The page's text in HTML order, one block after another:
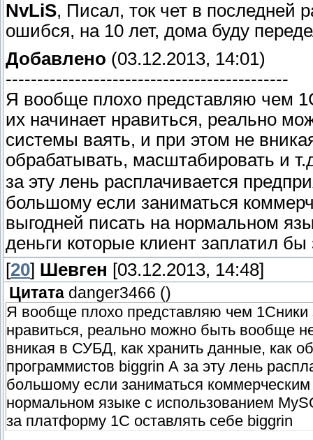
NvLiS, Писал, ток чет в последней
ошибся, на 10 лет, дома буду
Добавлено (03.12.2013, 14:01)
---------------------------------------------
Я вообще плохо представляю чем
их начинает нравиться, реально
системы ваять, и при этом не
обрабатывать, масштабировать и
за эту лень расплачивается
большому если заниматься
выгодней писать на нормальном
деньги которые клиент заплатил
[20] Шевген [03.12.2013, 14:48]
Цитата danger3466 ()
Я вообще плохо представляю чем
нравиться, реально можно быть вообще
вникая в СУБД, как хранить данные, как
программистов biggrin А за эту лень
большому если заниматься
нормальном языке с использованием
за платформу 1С оставлять себе biggrin